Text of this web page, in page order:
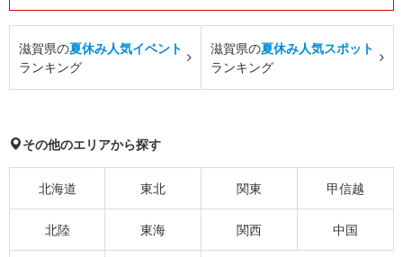
滋賀県の夏休み人気イベント
ランキング
滋賀県の夏休み人気スポット
ランキング
その他のエリアから探す
北海道 東北 関東 甲信越
北陸 東海 関西 中国